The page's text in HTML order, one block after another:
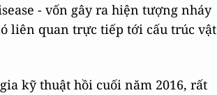
- vốn gây ra hiện tượng nháy
liên quan trực tiếp tới cấu trúc vật
kỹ thuật hồi cuối năm 2016, rất